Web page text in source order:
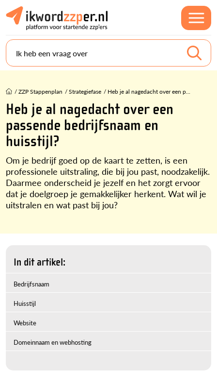
Ik heb een vraag over
/ZZP Stappenplan /Strategiefase / Heb je al nagedacht over een p...
Heb je al nagedacht over een
passende bedrijfsnaam en
huisstijl?
Om je bedrijf goed op de kaart te zetten, is een
professionele uitstraling, die bij jou past, noodzakelijk.
Daarmee onderscheid je jezelf en het zorgt ervoor
dat je doelgroep je gemakkelijker herkent. Wat wil je
uitstralen en wat past bij jou?
In dit artikel:
Bedrijfsnaam
Huisstijl
Website
Domeinnaam en webhosting